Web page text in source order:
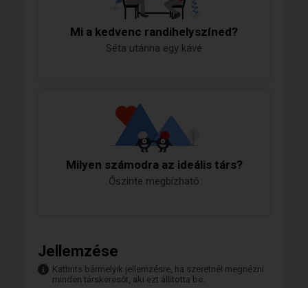
Mi a kedvenc randihelyszíned?
Séta utánna egy kávé
Milyen számodra az ideális társ?
Őszinte megbízható
Jellemzése
Kattints bármelyik jellemzésre, ha szeretnél megnézni
minden társkeresőt, aki ezt állította be.